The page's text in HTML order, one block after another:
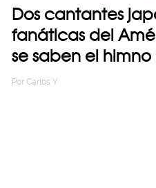
Dos cantantes
fanáticas del
se saben el
Por Carlos Y